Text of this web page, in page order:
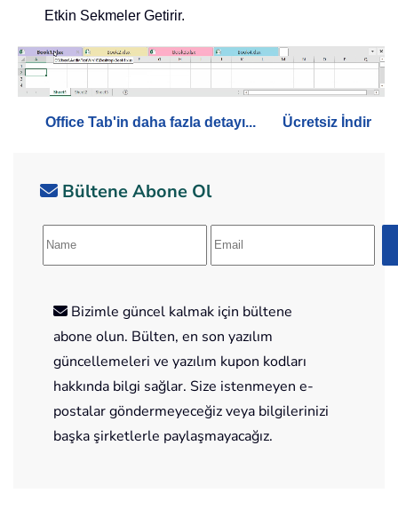
Etkin Sekmeler Getirir.
Office Tab'in daha fazla detayı... Ücretsiz İndir
Bültene Abone Ol
Bizimle güncel kalmak için bültene
abone olun. Bülten, en son yazılım
güncellemeleri ve yazılım kupon kodları
hakkında bilgi sağlar. Size istenmeyen e-
postalar göndermeyeceğiz veya bilgilerinizi
başka şirketlerle paylaşmayacağız.